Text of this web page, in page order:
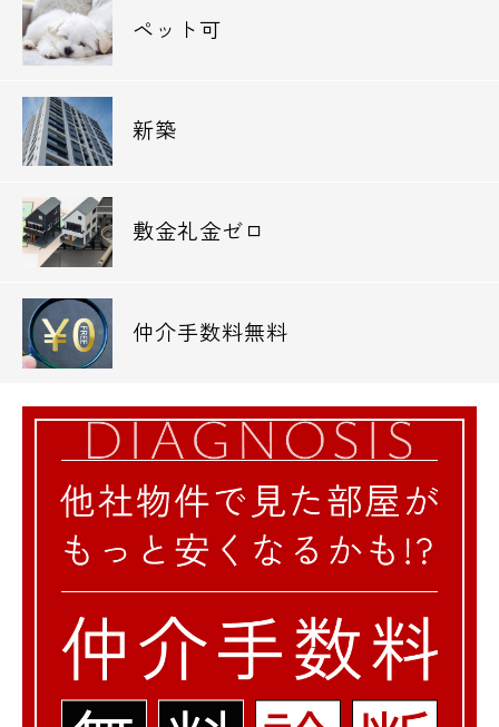
ペット可
新築
敷金礼金ゼロ
仲介手数料無料